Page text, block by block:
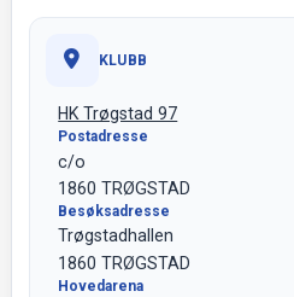
KLUBB
HK Trøgstad 97
Postadresse
c/o
1860 TRØGSTAD
Besøksadresse
Trøgstadhallen
1860 TRØGSTAD
Hovedarena